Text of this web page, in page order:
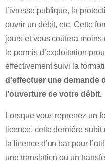
l’ivresse publique, la
ouvrir un débit, etc. Cette
jours et vous coûtera
le permis d’exploitation
effectivement suivi la
d’effectuer une demande
l’ouverture de votre débit.
Lorsque vous reprenez un
licence, cette dernière
la licence d’un bar pour
une translation ou un